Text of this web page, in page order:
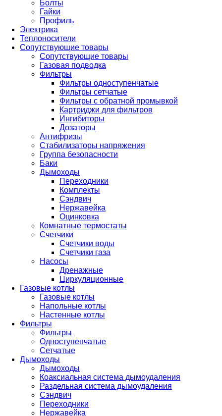
Болты
Гайки
Профиль
Электрика
Теплоносители
Сопутствующие товары
Сопутствующие товары
Газовая подводка
Фильтры
Фильтры одноступенчатые
Фильтры сетчатые
Фильтры с обратной промывкой
Картриджи для фильтров
Ингибиторы
Дозаторы
Антифризы
Стабилизаторы напряжения
Группа безопасности
Баки
Дымоходы
Переходники
Комплекты
Сэндвич
Нержавейка
Оцинковка
Комнатные термостаты
Счетчики
Счетчики воды
Счетчики газа
Насосы
Дренажные
Циркуляционные
Газовые котлы
Газовые котлы
Напольные котлы
Настенные котлы
Фильтры
Фильтры
Одноступенчатые
Сетчатые
Дымоходы
Дымоходы
Коаксиальная система дымоудаления
Раздельная система дымоудаления
Сэндвич
Переходники
Нержавейка